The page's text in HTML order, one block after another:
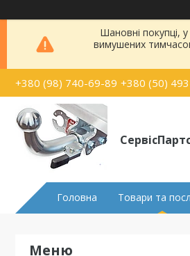
Шановні покупці,
вимушених
+380 (98) 740-69-89 +380 (50)
Головна Товари та